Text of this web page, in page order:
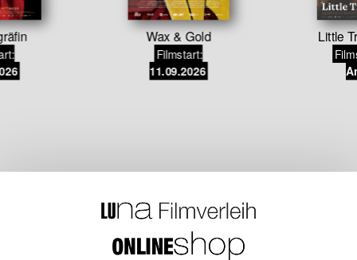
Wax & Gold
Filmstart:
11.09.2026
Little